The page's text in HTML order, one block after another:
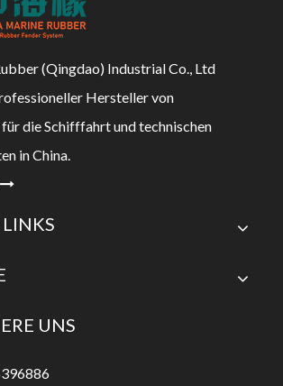
(Qingdao) Industrial Co., Ltd
Hersteller von
die Schifffahrt und technischen
in China.

UNS